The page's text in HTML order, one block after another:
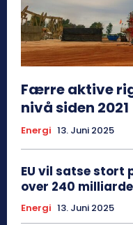
Færre aktive
nivå siden 2021
Energi 13. Juni 2025
EU vil satse stort
over 240
Energi 13. Juni 2025